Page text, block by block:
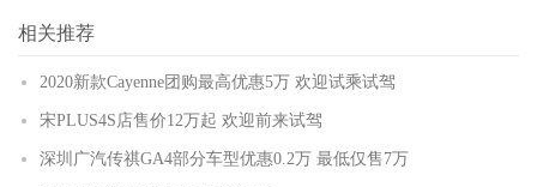
相关推荐
2020新款Cayenne团购最高优惠5万 欢迎试乘试驾
宋PLUS4S店售价12万起 欢迎前来试驾
深圳广汽传祺GA4部分车型优惠0.2万 最低仅售7万